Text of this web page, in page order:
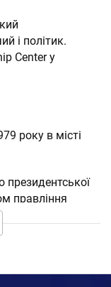
і політик.
Center у
року в місті
президентської
правління
2023 році
впливу,
а в 2016 році